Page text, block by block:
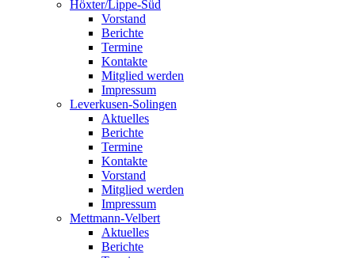
Höxter/Lippe-Süd
Vorstand
Berichte
Termine
Kontakte
Mitglied werden
Impressum
Leverkusen-Solingen
Aktuelles
Berichte
Termine
Kontakte
Vorstand
Mitglied werden
Impressum
Mettmann-Velbert
Aktuelles
Berichte